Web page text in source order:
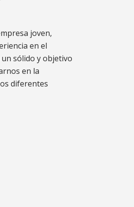
joven,
en el
sólido y objetivo
en la
diferentes